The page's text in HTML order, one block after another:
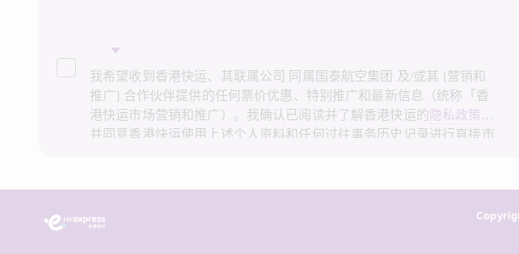
我希望收到香港快运、其联属公司 同属国泰航空集团 及/或其 [营销和
推广] 合作伙伴提供的任何票价优惠、特别推广和最新信息（统称「香
港快运市场营销和推广）。我确认已阅读并了解香港快运的 隐私政策，
并同意香港快运使用上述个人资料和任何过往事务历史记录进行直接市